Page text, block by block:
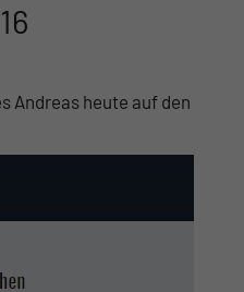
Andreas heute auf den